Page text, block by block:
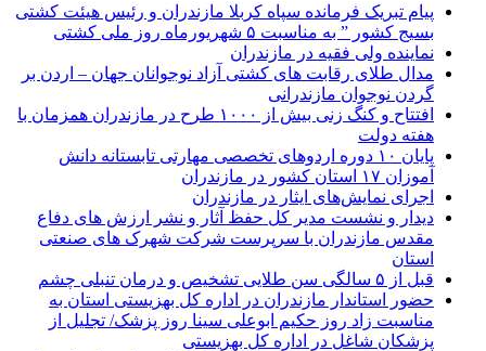
پیام تبریک فرمانده سپاه کربلا مازندران و رئیس هیئت کشتی
بسیج کشور ” به مناسبت ۵ شهریورماه روز ملی کشتی
نماينده ولی فقیه در مازندران
مدال طلای رقابت های کشتی آزاد نوجوانان جهان – اردن بر
گردن نوجوان مازندرانی
افتتاح و کنگ زنی بیش از ۱۰۰۰ طرح در مازندران همزمان با
هفته دولت
پایان ۱۰ دوره اردوهای تخصصی مهارتی تابستانه دانش
آموزان ۱۷ استان کشور در مازندران
اجرای نمایش‌های ایثار در مازندران
دیدار و نشست مدیر کل حفظ آثار و نشر ارزش های دفاع
مقدس مازندران با سرپرست شرکت شهرک های صنعتی
استان
قبل از ۵ سالگی سن طلایی تشخیص و درمان تنبلی چشم
حضور استاندار مازندران در اداره کل بهزیستی استان به
مناسبت زاد روز حکیم ابوعلی سینا روز پزشک/ تجلیل از
پزشکان شاغل در اداره کل بهزیستی